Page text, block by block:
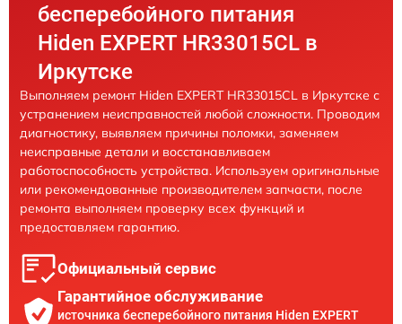
бесперебойного питания
Hiden EXPERT HR33015CL в
Иркутске
Выполняем ремонт Hiden EXPERT HR33015CL в Иркутске с
устранением неисправностей любой сложности. Проводим
диагностику, выявляем причины поломки, заменяем
неисправные детали и восстанавливаем
работоспособность устройства. Используем оригинальные
или рекомендованные производителем запчасти, после
ремонта выполняем проверку всех функций и
предоставляем гарантию.
Официальный сервис
Гарантийное обслуживание
источника бесперебойного питания Hiden EXPERT